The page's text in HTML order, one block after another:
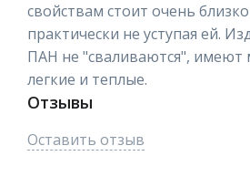
свойствам стоит очень
практически не уступая ей.
ПАН не "сваливаются", имеют
легкие и теплые.
Отзывы
Оставить отзыв